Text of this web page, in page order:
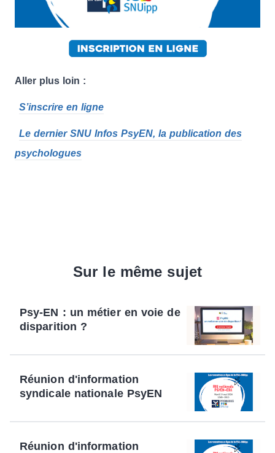
Aller plus loin :
S’inscrire en ligne
Le dernier SNU Infos PsyEN, la publication des
psychologues
Sur le même sujet
Psy-EN : un métier en voie de
disparition ?
Réunion d'information
syndicale nationale PsyEN
Réunion d'information